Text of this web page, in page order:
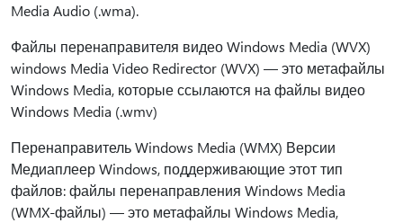
Media Audio (.wma).
Файлы перенаправителя видео Windows Media (WVX)
windows Media Video Redirector (WVX) — это метафайлы
Windows Media, которые ссылаются на файлы видео
Windows Media (.wmv)
Перенаправитель Windows Media (WMX) Версии
Медиаплеер Windows, поддерживающие этот тип
файлов: файлы перенаправления Windows Media
(WMX-файлы) — это метафайлы Windows Media,